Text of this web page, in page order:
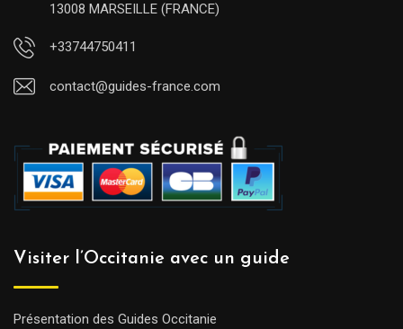
13008 MARSEILLE (FRANCE)
+33744750411
contact@guides-france.com
Visiter l’Occitanie avec un guide
Présentation des Guides Occitanie